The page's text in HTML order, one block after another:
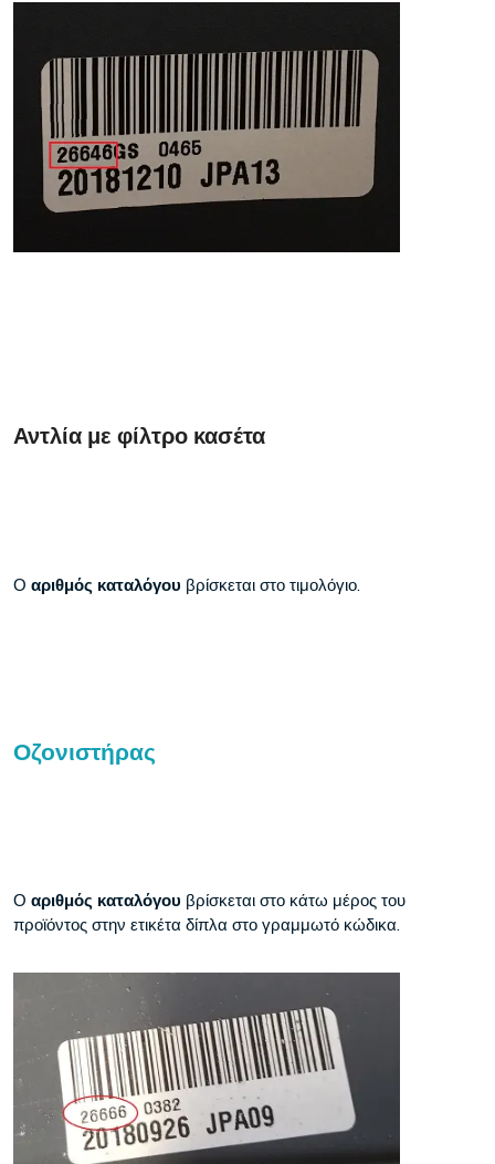
Αντλία με φίλτρο κασέτα
Ο αριθμός καταλόγου βρίσκεται στο τιμολόγιο.
Οζονιστήρας
Ο αριθμός καταλόγου βρίσκεται στο κάτω μέρος του
προϊόντος στην ετικέτα δίπλα στο γραμμωτό κώδικα.